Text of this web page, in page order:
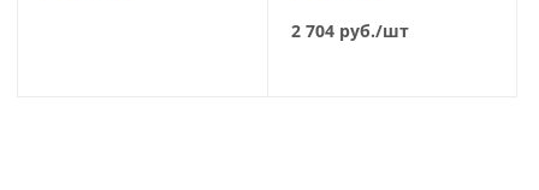
2 704руб./шт